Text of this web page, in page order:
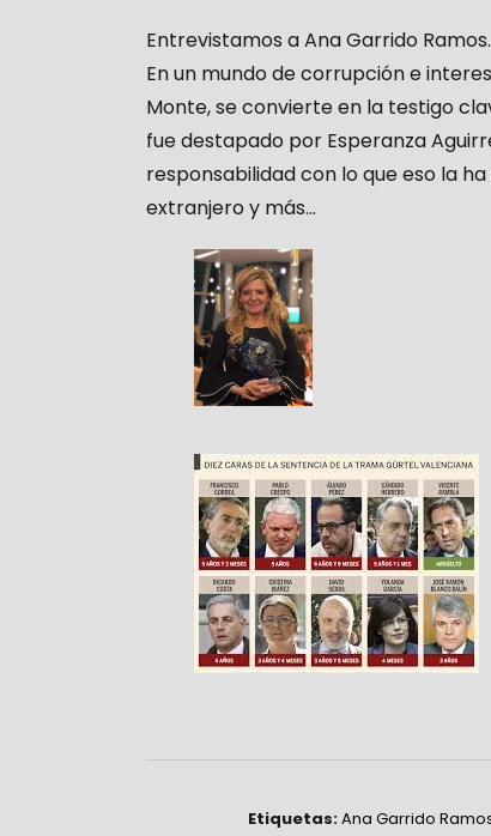
Entrevistamos a Ana Garrido Ramos.
En un mundo de corrupción e
Monte, se convierte en la testigo
fue destapado por Esperanza
responsabilidad con lo que eso la
extranjero y más…
Etiquetas:Ana Garrido